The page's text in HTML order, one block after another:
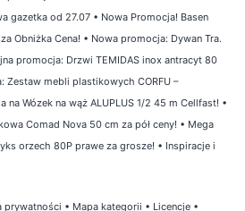
gazetka od 27.07 • Nowa Promocja! Basen
Obniżka Cena! • Nowa promocja: Dywan Tra.
promocja: Drzwi TEMIDAS inox antracyt 80
Zestaw mebli plastikowych CORFU –
na Wózek na wąż ALUPLUS 1/2 45 m Cellfast! •
Comad Nova 50 cm za pół ceny! • Mega
orzech 80P prawe za grosze! • Inspiracje i
prywatności • Mapa kategorii • Licencje •